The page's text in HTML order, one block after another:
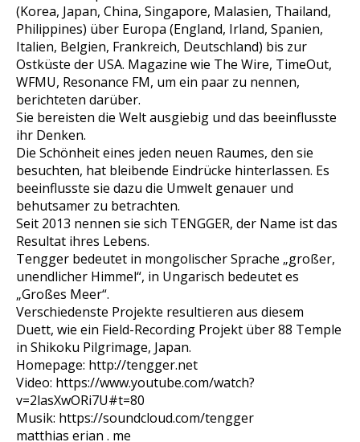
(Korea, Japan, China, Singapore, Malasien, Thailand,
Philippines) über Europa (England, Irland, Spanien,
Italien, Belgien, Frankreich, Deutschland) bis zur
Ostküste der USA. Magazine wie The Wire, TimeOut,
WFMU, Resonance FM, um ein paar zu nennen,
berichteten darüber.
Sie bereisten die Welt ausgiebig und das beeinflusste
ihr Denken.
Die Schönheit eines jeden neuen Raumes, den sie
besuchten, hat bleibende Eindrücke hinterlassen. Es
beeinflusste sie dazu die Umwelt genauer und
behutsamer zu betrachten.
Seit 2013 nennen sie sich TENGGER, der Name ist das
Resultat ihres Lebens.
Tengger bedeutet in mongolischer Sprache „großer,
unendlicher Himmel“, in Ungarisch bedeutet es
„Großes Meer“.
Verschiedenste Projekte resultieren aus diesem
Duett, wie ein Field-Recording Projekt über 88 Temple
in Shikoku Pilgrimage, Japan.
Homepage: http://tengger.net
Video: https://www.youtube.com/watch?
v=2lasXwORi7U#t=80
Musik: https://soundcloud.com/tengger
matthias erian . me